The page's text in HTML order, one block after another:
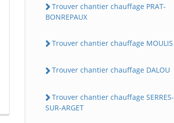
Trouver chantier chauffage PRAT-
BONREPAUX
Trouver chantier chauffage MOULIS
Trouver chantier chauffage DALOU
Trouver chantier chauffage SERRES-
SUR-ARGET